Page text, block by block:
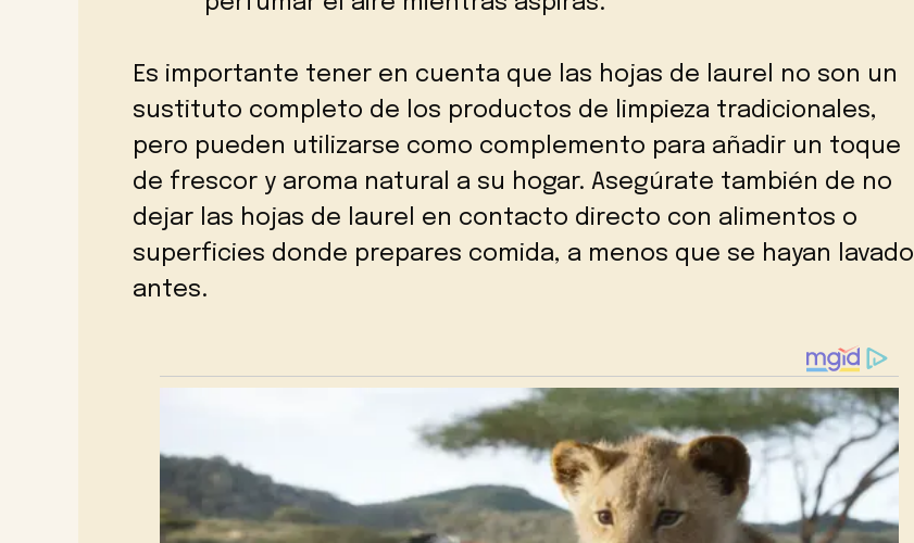
Es importante tener en cuenta que las hojas de laurel no son un
sustituto completo de los productos de limpieza tradicionales,
pero pueden utilizarse como complemento para añadir un toque
de frescor y aroma natural a su hogar. Asegúrate también de no
dejar las hojas de laurel en contacto directo con alimentos o
superficies donde prepares comida, a menos que se hayan lavado
antes.